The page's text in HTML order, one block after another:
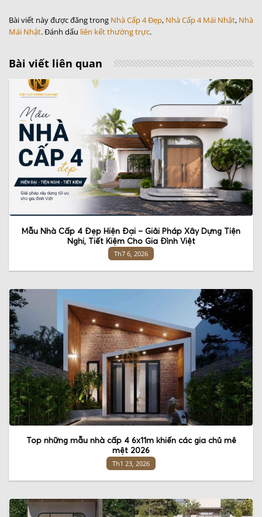
Bài viết này được đăng trong Nhà Cấp 4 Đẹp, Nhà Cấp 4 Mái Nhật, Nhà
Mái Nhật. Đánh dấu liên kết thường trực.
Bài viết liên quan
Mẫu Nhà Cấp 4 Đẹp Hiện Đại – Giải Pháp Xây Dựng Tiện
Nghi, Tiết Kiệm Cho Gia Đình Việt
Th7 6, 2026
Top những mẫu nhà cấp 4 6x11m khiến các gia chủ mê
mệt 2026
Th1 23, 2026